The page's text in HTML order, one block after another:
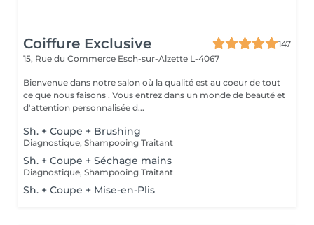
Coiffure Exclusive
147
15, Rue du Commerce Esch-sur-Alzette L-4067
Bienvenue dans notre salon où la qualité est au coeur de tout
ce que nous faisons . Vous entrez dans un monde de beauté et
d'attention personnalisée d...
Sh. + Coupe + Brushing
Diagnostique, Shampooing Traitant
Sh. + Coupe + Séchage mains
Diagnostique, Shampooing Traitant
Sh. + Coupe + Mise-en-Plis